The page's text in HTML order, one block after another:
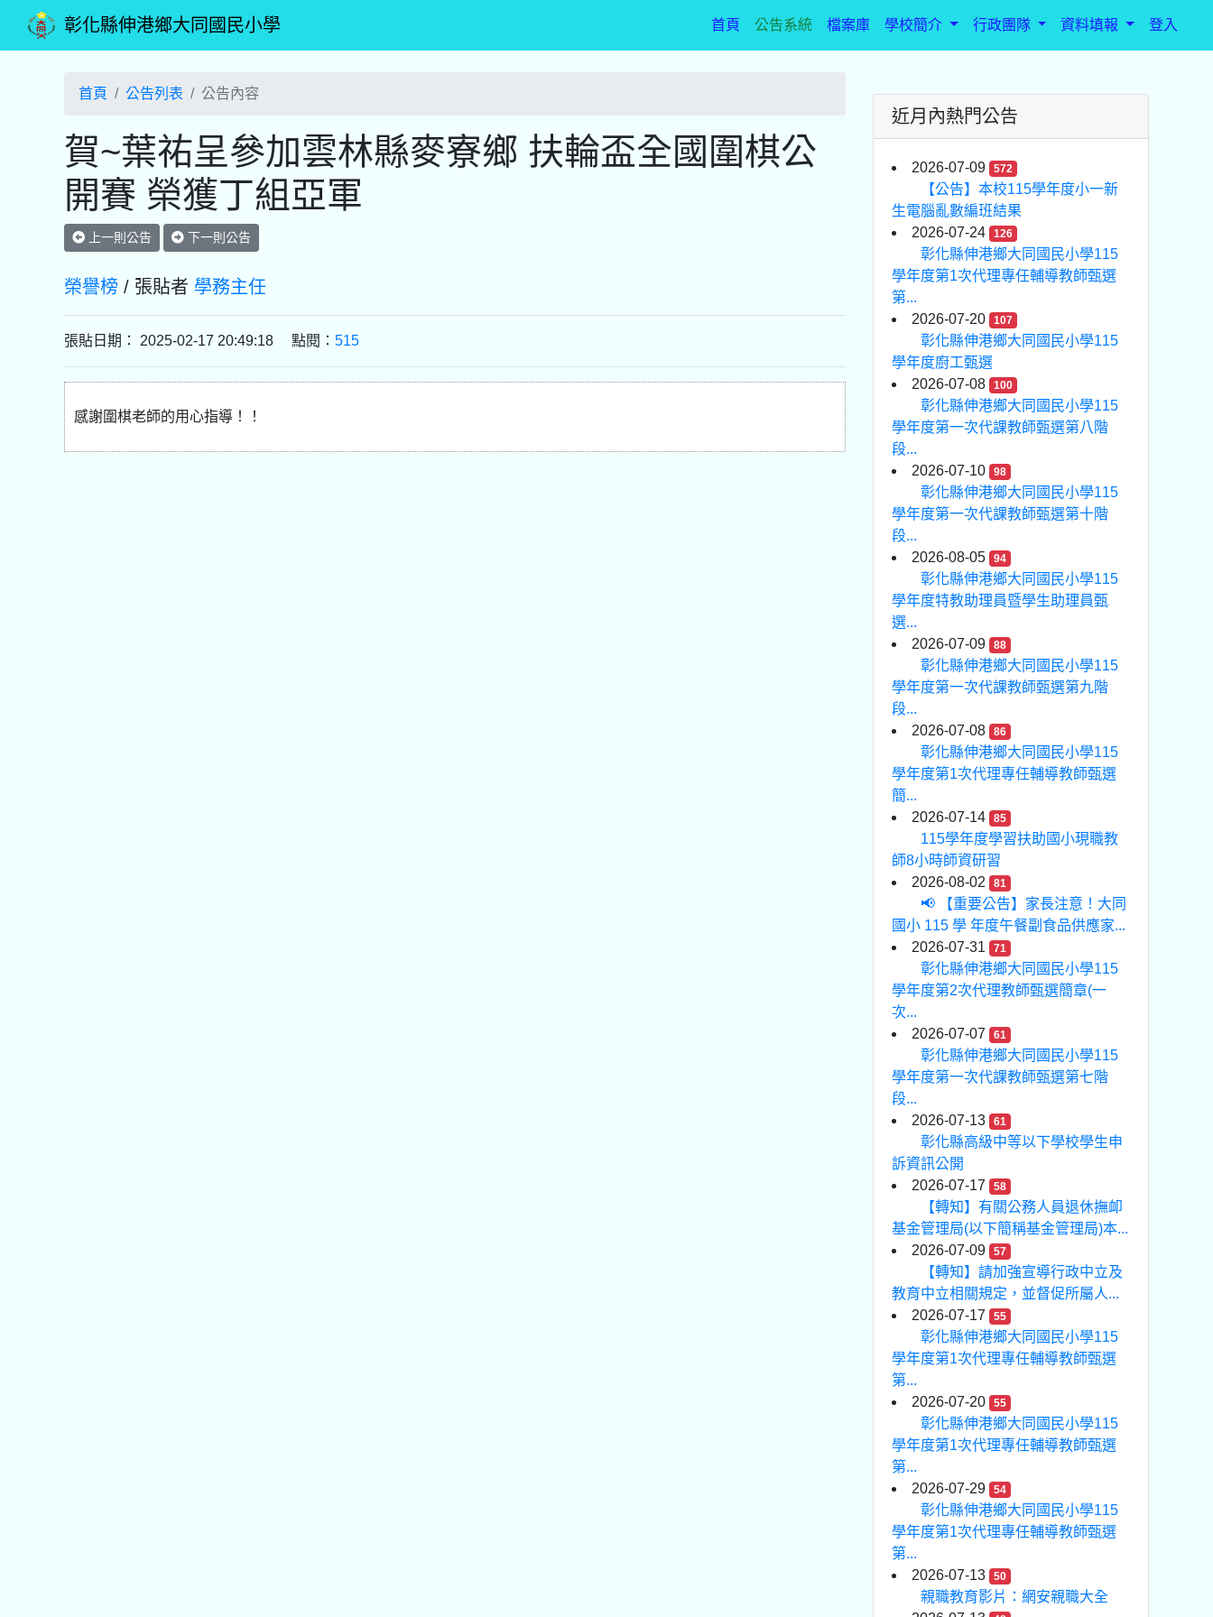
彰化縣伸港鄉大同國民小學 首頁(current)
公告系統 檔案庫 學校簡介 行政團隊 資料填報 登入
首頁 公告列表 公告內容
賀~葉祐呈參加雲林縣麥寮鄉 扶輪盃全國圍棋公
開賽 榮獲丁組亞軍
上一則公告 下一則公告
榮譽榜 / 張貼者 學務主任
張貼日期： 2025-02-17 20:49:18 點閱： 515
感謝圍棋老師的用心指導！！
近月內熱門公告
2026-07-09 572
【公告】本校115學年度小一新
生電腦亂數編班結果
2026-07-24
126
彰化縣伸港鄉大同國民小學115
學年度第1次代理專任輔導教師甄選
第...
2026-07-20
107
彰化縣伸港鄉大同國民小學115
學年度廚工甄選
2026-07-08
100
彰化縣伸港鄉大同國民小學115
學年度第一次代課教師甄選第八階
段...
2026-07-10
98
彰化縣伸港鄉大同國民小學115
學年度第一次代課教師甄選第十階
段...
2026-08-05
94
彰化縣伸港鄉大同國民小學115
學年度特教助理員暨學生助理員甄
選...
2026-07-09
88
彰化縣伸港鄉大同國民小學115
學年度第一次代課教師甄選第九階
段...
2026-07-08
86
彰化縣伸港鄉大同國民小學115
學年度第1次代理專任輔導教師甄選
簡...
2026-07-14
85
115學年度學習扶助國小現職教
師8小時師資研習
2026-08-02
81
📢 【重要公告】家長注意！大同
國小 115 學 年度午餐副食品供應家...
2026-07-31
71
彰化縣伸港鄉大同國民小學115
學年度第2次代理教師甄選簡章(一
次...
2026-07-07
61
彰化縣伸港鄉大同國民小學115
學年度第一次代課教師甄選第七階
段...
2026-07-13
61
彰化縣高級中等以下學校學生申
訴資訊公開
2026-07-17
58
【轉知】有關公務人員退休撫卹
基金管理局(以下簡稱基金管理局)本...
2026-07-09
57
【轉知】請加強宣導行政中立及
教育中立相關規定，並督促所屬人...
2026-07-17
55
彰化縣伸港鄉大同國民小學115
學年度第1次代理專任輔導教師甄選
第...
2026-07-20
55
彰化縣伸港鄉大同國民小學115
學年度第1次代理專任輔導教師甄選
第...
2026-07-29
54
彰化縣伸港鄉大同國民小學115
學年度第1次代理專任輔導教師甄選
第...
2026-07-13
50
親職教育影片：網安親職大全